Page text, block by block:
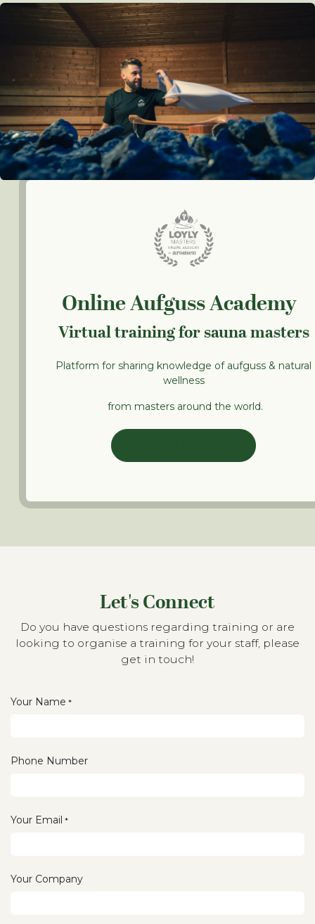
Online Aufguss Academy
Virtual training for sauna masters
Platform for sharing knowledge of aufguss & natural
wellness
from masters around the world.
Let's Connect
Do you have questions regarding training or are
looking to organise a training for your staff, please
get in touch!
Your Name *
Phone Number
Your Email *
Your Company